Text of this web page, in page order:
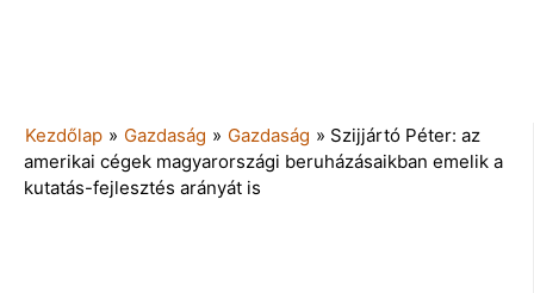
Kezdőlap » Gazdaság » Gazdaság » Szijjártó Péter: az
amerikai cégek magyarországi beruházásaikban emelik a
kutatás-fejlesztés arányát is